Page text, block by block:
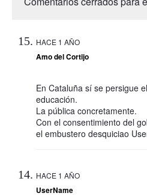
HACE 1 AÑO
Amo del Cortijo
En Cataluña sí se persigue
educación.
La pública concretamente.
Con el consentimiento del
el embustero desquiciao
HACE 1 AÑO
UserName